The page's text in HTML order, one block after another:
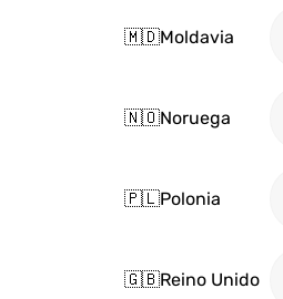
🇲🇩Moldavia
🇳🇴Noruega
🇵🇱Polonia
🇬🇧Reino Unido